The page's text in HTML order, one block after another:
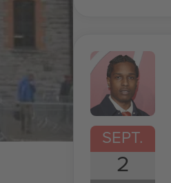
SEPT.
2